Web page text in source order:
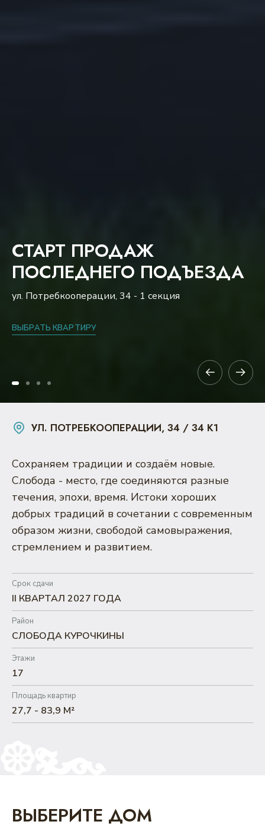
СТАРТ ПРОДАЖ
ПОСЛЕДНЕГО ПОДЪЕЗДА
ул. Потребкооперации, 34 - 1 секция
ВЫБРАТЬ КВАРТИРУ
УЛ. ПОТРЕБКООПЕРАЦИИ, 34 / 34 К1
Сохраняем традиции и создаём новые.
Слобода - место, где соединяются разные
течения, эпохи, время. Истоки хороших
добрых традиций в сочетании с современным
образом жизни, свободой самовыражения,
стремлением и развитием.
Срок сдачи
II КВАРТАЛ 2027 ГОДА
Район
СЛОБОДА КУРОЧКИНЫ
Этажи
17
Площадь квартир
27,7 - 83,9 М²
ВЫБЕРИТЕ ДОМ